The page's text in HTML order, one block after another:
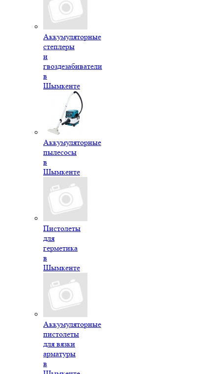
Аккумуляторные
степлеры
и
гвоздезабиватели
в
Шымкенте
Аккумуляторные
пылесосы
в
Шымкенте
Пистолеты
для
герметика
в
Шымкенте
Аккумуляторные
пистолеты
для вязки
арматуры
в